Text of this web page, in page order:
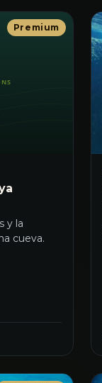
Premium
y la
cueva.